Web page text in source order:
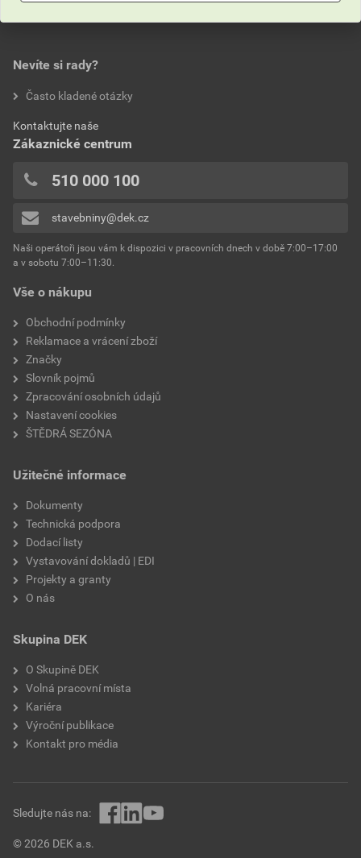
0,0
hodnotilo 0 uživatelů
Přidávat hodnocení může pouze přihlášený uživatel.
Vše o nákupu
Obchodní podmínky
Reklamace a vrácení zboží
Značky
Slovník pojmů
Zpracování osobních údajů
Nastavení cookies
ŠTĚDRÁ SEZÓNA
Užitečné informace
Dokumenty
Technická podpora
Dodací listy
Vystavování dokladů | EDI
Projekty a granty
O nás
Skupina DEK
O Skupině DEK
Volná pracovní místa
Kariéra
Výroční publikace
Kontakt pro média
Nevíte si rady?
Často kladené otázky
Kontaktujte naše
Zákaznické centrum
510 000 100
stavebniny@dek.cz
Naši operátoři jsou vám k dispozici v pracovních dnech v době 7:00–17:00
a v sobotu 7:00–11:30.
© 2026 DEK a.s.
Sledujte nás na: